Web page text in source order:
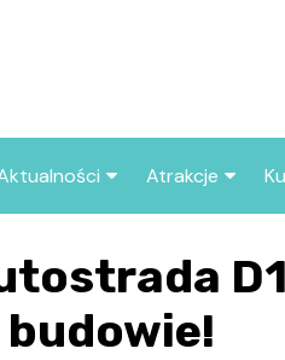
Wszystkie wpisy
Atrakcje
we Wrocławiu
Co warto
Wrocławiu?